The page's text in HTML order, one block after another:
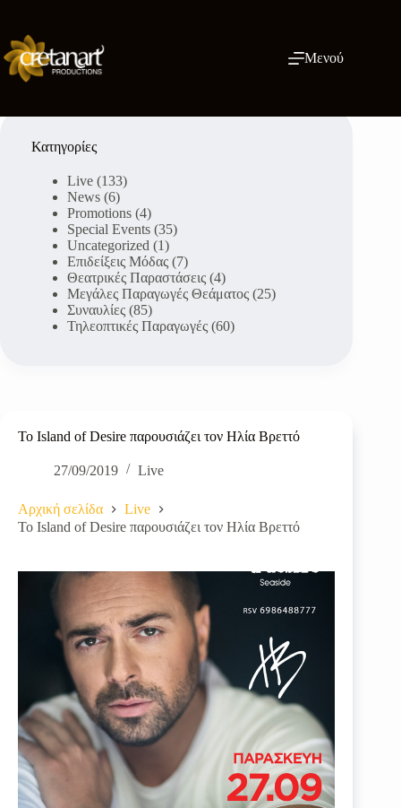
περιεχόμενο
Μενού
To Island of Desire παρουσιάζει τον Ηλία Βρεττό
27/09/2019 Live
Αρχική σελίδα
Live
To Island of Desire παρουσιάζει τον Ηλία Βρεττό
Κατηγορίες
Live (133)
News (6)
Promotions (4)
Special Events (35)
Uncategorized (1)
Επιδείξεις Μόδας (7)
Θεατρικές Παραστάσεις (4)
Μεγάλες Παραγωγές Θεάματος (25)
Συναυλίες (85)
Τηλεοπτικές Παραγωγές (60)